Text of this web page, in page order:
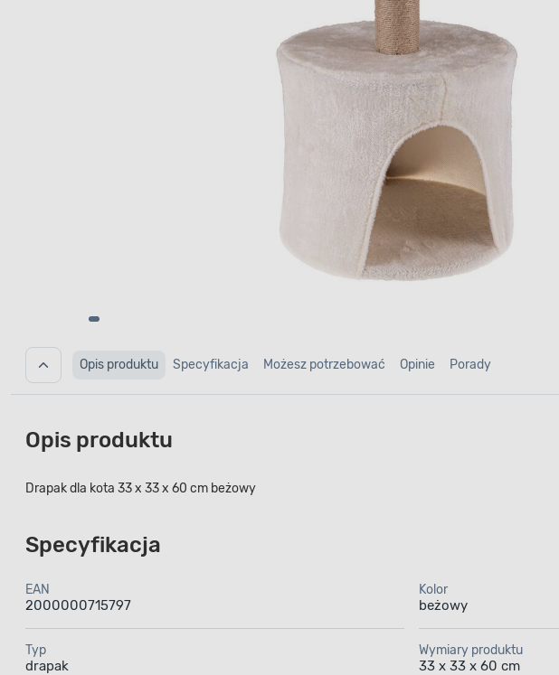
Opis produktu Specyfikacja Możesz potrzebować Opinie Porady
Opis produktu
Drapak dla kota 33 x 33 x 60 cm beżowy
Specyfikacja
EAN
2000000715797
Kolor
beżowy
Typ
drapak
Wymiary produktu
33 x 33 x 60 cm